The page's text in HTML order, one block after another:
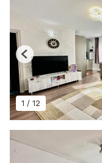
1 / 12
Previous